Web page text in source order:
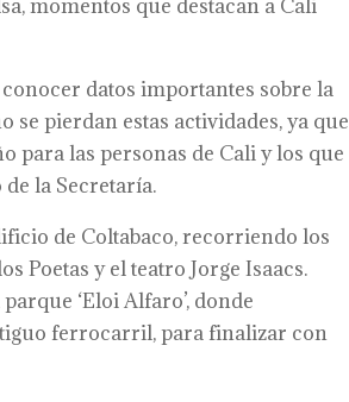
momentos que destacan a Cali
datos importantes sobre la
se pierdan estas actividades, ya que
para las personas de Cali y los que
la Secretaría.
de Coltabaco, recorriendo los
Poetas y el teatro Jorge Isaacs.
‘Eloi Alfaro’, donde
ferrocarril, para finalizar con